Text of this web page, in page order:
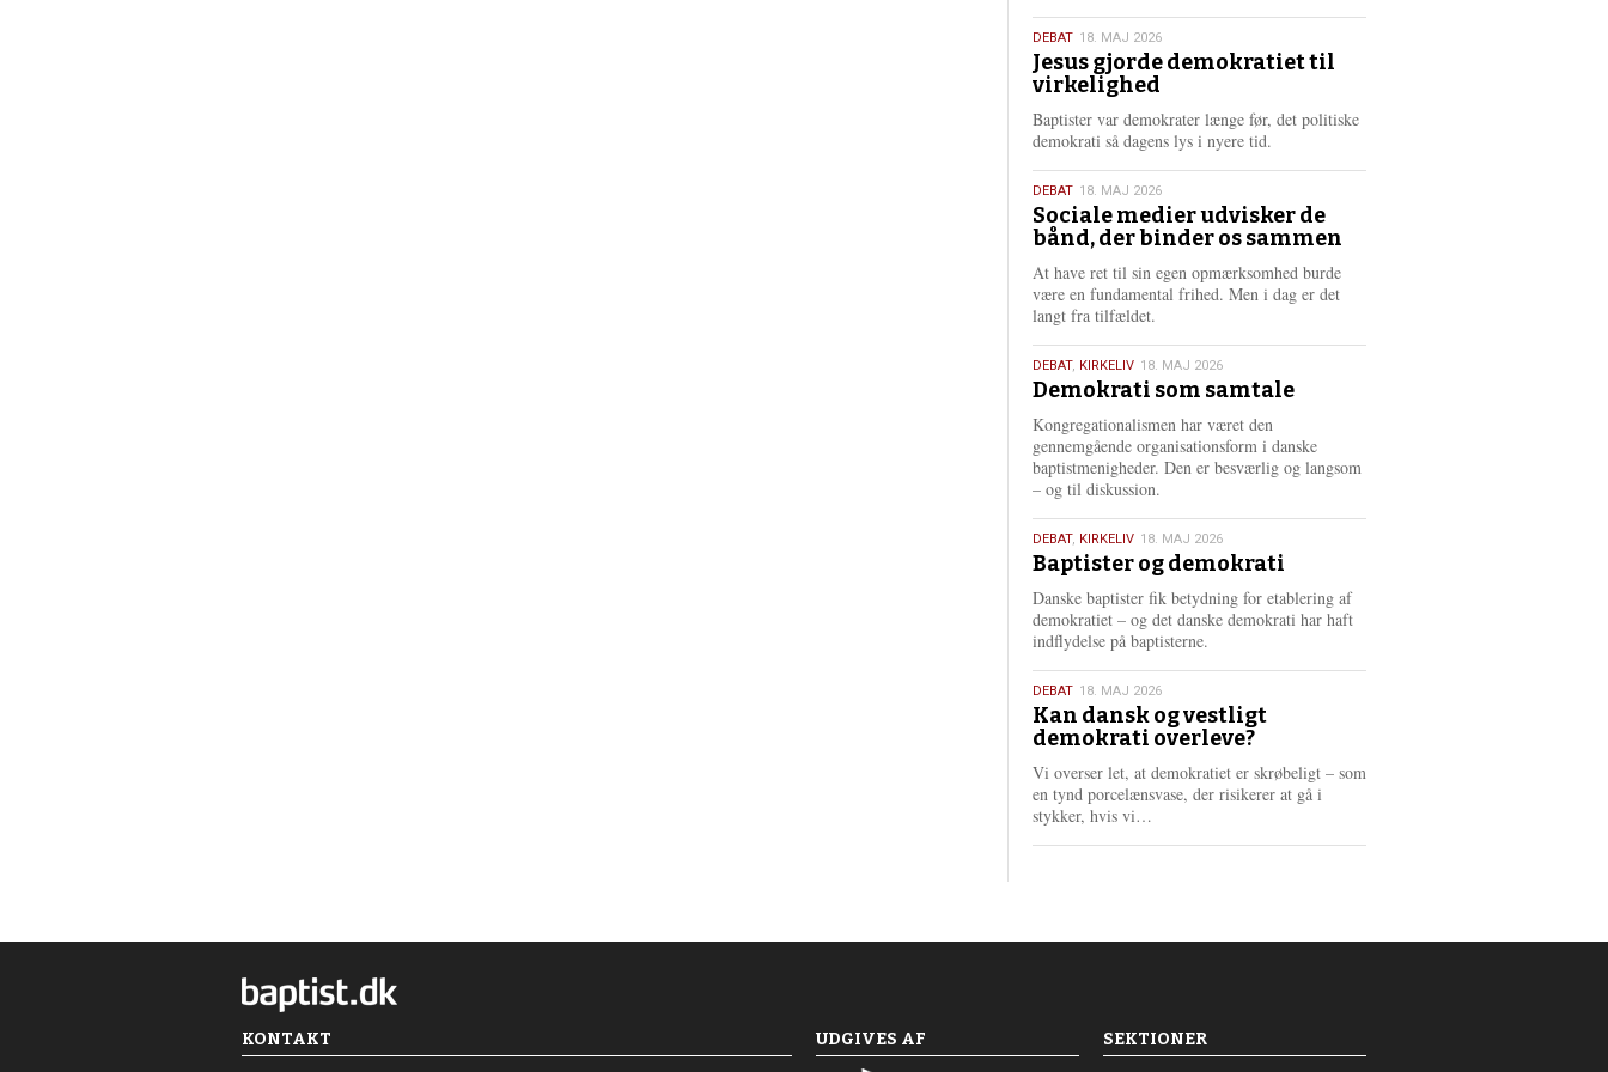
e
e
18.
maj
2026
DEBAT 18. MAJ 2026
Jesus gjorde demokratiet til
virkelighed
Baptister var demokrater længe før, det politiske
demokrati så dagens lys i nyere tid.
18.
maj
2026
DEBAT 18. MAJ 2026
Sociale medier udvisker de
bånd, der binder os sammen
At have ret til sin egen opmærksomhed burde
være en fundamental frihed. Men i dag er det
langt fra tilfældet.
18.
maj
2026
DEBAT, KIRKELIV 18. MAJ 2026
Demokrati som samtale
Kongregationalismen har været den
gennemgående organisationsform i danske
baptistmenigheder. Den er besværlig og langsom
– og til diskussion.
18.
maj
2026
DEBAT, KIRKELIV 18. MAJ 2026
Baptister og demokrati
Danske baptister fik betydning for etablering af
demokratiet – og det danske demokrati har haft
indflydelse på baptisterne.
18.
maj
2026
DEBAT 18. MAJ 2026
Kan dansk og vestligt
demokrati overleve?
Vi overser let, at demokratiet er skrøbeligt – som
en tynd porcelænsvase, der risikerer at gå i
stykker, hvis vi…
e
KONTAKT UDGIVES AF SEKTIONER